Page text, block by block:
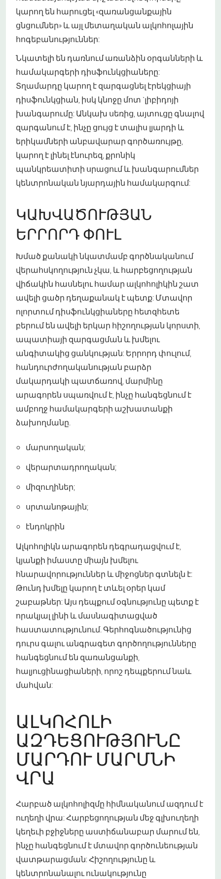
կարող են հարուցել «զառանցանքային
ցնցումներ» և այլ մետաղական ալկոհոլային
հոգեբանություններ:
Նկատելի են դառնում առանձին օրգանների և
համակարգերի դիսֆունկցիաները:
Տղամարդը կարող է զարգացնել էրեկցիայի
դիսֆունկցիան, իսկ կնոջը մոտ `լիբիդոյի
խանգարումը: Անկախ սեռից, այտուցը գնալով
զարգանում է, ինչը ցույց է տալիս լյարդի և
երիկամների անբավարար գործառույթը,
կարող է լինել էնուրեզ, քրոնիկ
պանկրեատիտի սրացում և խանգարումներ
կենտրոնական նյարդային համակարգում:
ԿԱԽՎԱԾՈՒԹՅԱՆ
ԵՐՐՈՐԴ ՓՈՒԼ
Խմած քանակի նկատմամբ գործնականում
վերահսկողություն չկա, և հարբեցողության
վիճակին հասնելու համար ալկոհոլիկին շատ
ավելի ցածր դեղաքանակ է պետք: Մտավոր
ոլորտում դիսֆունկցիաները հետզհետե
բերում են ավելի երկար հիշողության կորստի,
ապատիայի զարգացման և խմելու
անգիտակից ցանկության: Երրորդ փուլում,
հանդուրժողականության բարձր
մակարդակի պատճառով, մարմինը
արագորեն սպառվում է, ինչը հանգեցնում է
ամբողջ համակարգերի աշխատանքի
ձախողմանը.
մարսողական;
վերարտադրողական;
միզուղիներ;
սրտանոթային;
էնդոկրին
Ալկոհոլիկն արագորեն դեգրադացվում է,
կյանքի իմաստը միայն խմելու
հնարավորություններ և միջոցներ գտնելն է:
Թունդ խմելը կարող է տևել օրեր կամ
շաբաթներ: Այս դեպքում օգնությունը պետք է
որակյալ լինի և մասնագիտացված
հաստատությունում. Գերհոգնածությունից
դուրս գալու անգրագետ գործողությունները
հանգեցնում են զառանցանքի,
հալյուցինացիաների, որոշ դեպքերում նաև
մահվան:
ԱԼԿՈՀՈԼԻ
ԱԶԴԵՑՈՒԹՅՈՒՆԸ
ՄԱՐԴՈՒ ՄԱՐՄՆԻ
ՎՐԱ
Հարբած ալկոհոլիզմը հիմնականում ազդում է
ուղեղի վրա: Հարբեցողության մեջ գլխուղեղի
կեղեւի բջիջները աստիճանաբար մարում են,
ինչը հանգեցնում է մտավոր գործունեության
վատթարացման: Հիշողությունը և
կենտրոնանալու ունակությունը